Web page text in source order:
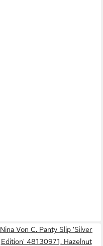
Nina Von C. Panty Slip 'Silver
Edition' 48130971, Hazelnut